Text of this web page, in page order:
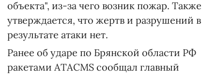
объекта", из-за чего возник пожар. Также
утверждается, что жертв и разрушений в
результате атаки нет.
Ранее об ударе по Брянской области РФ
ракетами ATACMS сообщал главный